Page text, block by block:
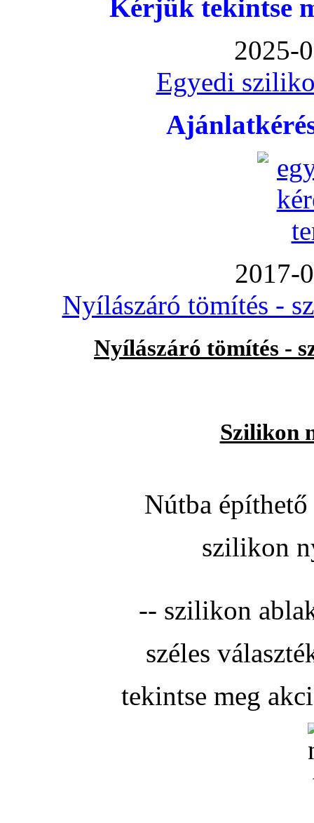
Kérjük tekintse
2025-
Egyedi
2017-
Nyílászáró tömítés -
Nyílászáró tömítés -
Szilikon
Nútba
szilikon
-- szilikon
széles
tekintse meg